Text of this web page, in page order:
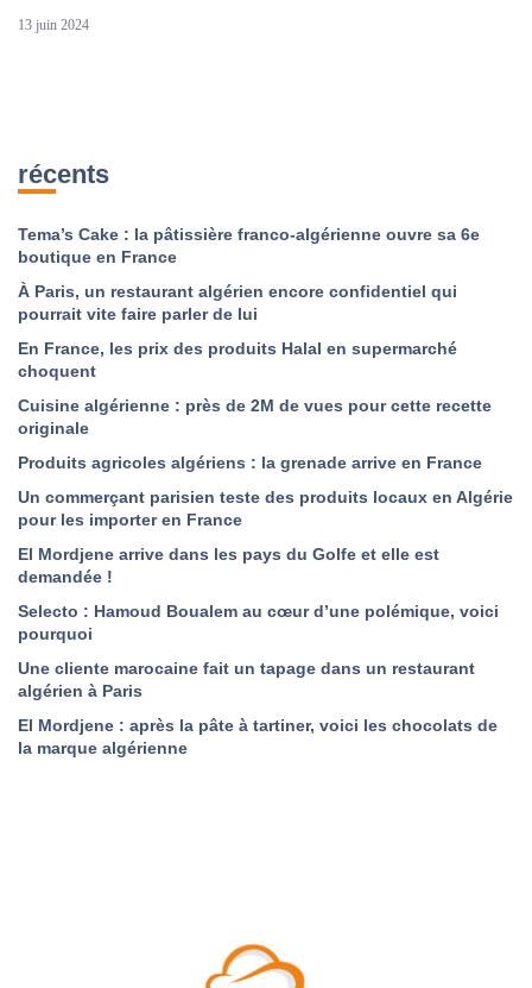
13 juin 2024
récents
Tema’s Cake : la pâtissière franco-algérienne ouvre sa 6e
boutique en France
À Paris, un restaurant algérien encore confidentiel qui
pourrait vite faire parler de lui
En France, les prix des produits Halal en supermarché
choquent
Cuisine algérienne : près de 2M de vues pour cette recette
originale
Produits agricoles algériens : la grenade arrive en France
Un commerçant parisien teste des produits locaux en Algérie
pour les importer en France
El Mordjene arrive dans les pays du Golfe et elle est
demandée !
Selecto : Hamoud Boualem au cœur d’une polémique, voici
pourquoi
Une cliente marocaine fait un tapage dans un restaurant
algérien à Paris
El Mordjene : après la pâte à tartiner, voici les chocolats de
la marque algérienne